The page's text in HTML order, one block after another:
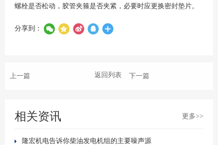
螺栓是否松动，胶管夹箍是否夹紧，必要时应更换密封垫片。
分享到：
上一篇 下一篇
返回列表
相关资讯 更多>>
隆宏机电告诉你柴油发电机组的主要噪声源